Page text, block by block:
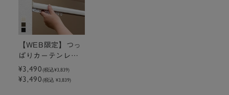
【WEB限定】つっ
ぱりカーテンレー
ル 70～110cm
¥3,490(税込¥3,839)
¥3,490(税込 ¥3,839)